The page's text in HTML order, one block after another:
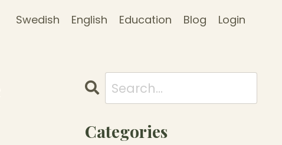
Swedish English Education Blog Login
Categories